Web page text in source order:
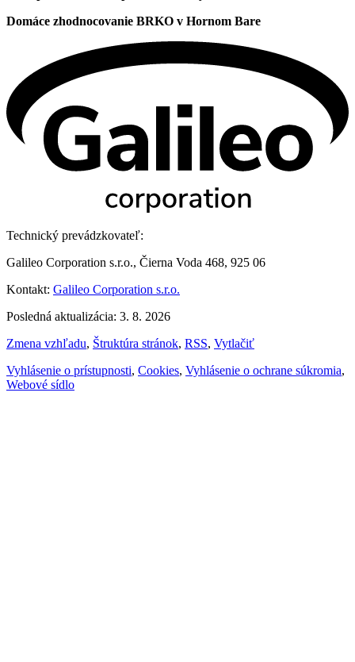
Domáce zhodnocovanie BRKO v Hornom Bare
Technický prevádzkovateľ:
Galileo Corporation s.r.o., Čierna Voda 468, 925 06
Kontakt: Galileo Corporation s.r.o.
Posledná aktualizácia: 3. 8. 2026
Zmena vzhľadu, Štruktúra stránok, RSS, Vytlačiť
Vyhlásenie o prístupnosti, Cookies, Vyhlásenie o ochrane súkromia,
Webové sídlo